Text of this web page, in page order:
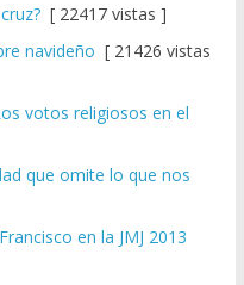
[ 22417 vistas ]
navideño [ 21426 vistas
votos religiosos en el
que omite lo que nos
en la JMJ 2013